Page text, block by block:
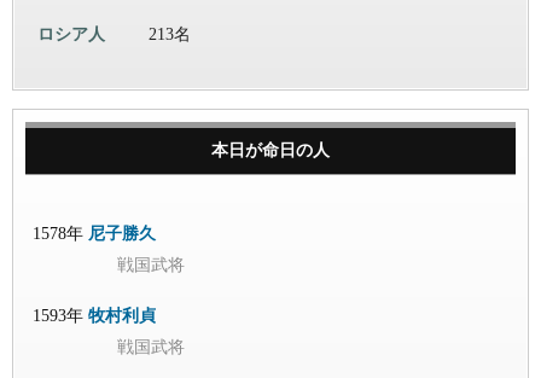
ロシア人 213名
本日が命日の人
1578年 尼子勝久
戦国武将
1593年 牧村利貞
戦国武将